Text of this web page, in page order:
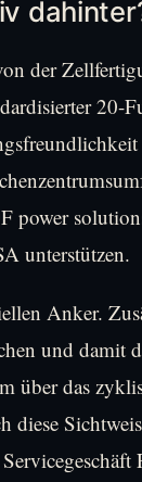
der
20-
power
unterstützen.
Anker.
und damit
über das
diese